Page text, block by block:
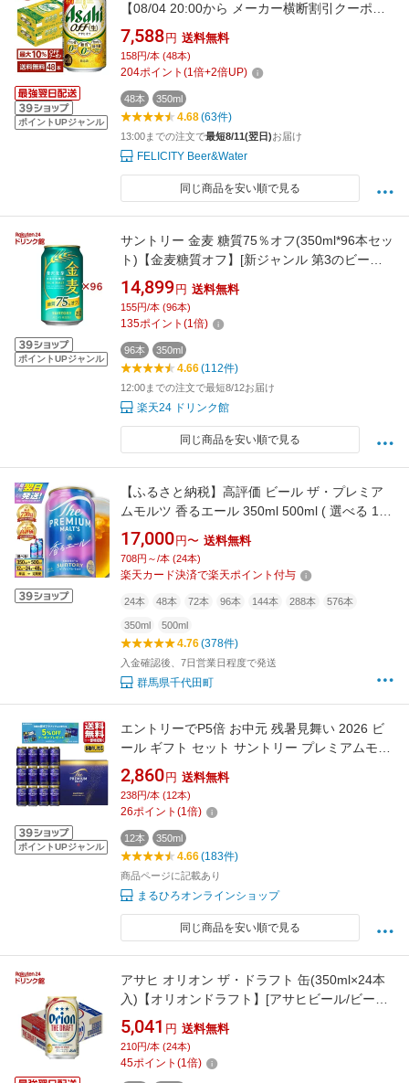
ポイントUPジャンル
【08/04 20:00から メーカー横断割引クーポン
利用可】アサヒ アサヒオフ 350ml 缶 24本×2ケ
ース（48本）【送料無料（一部地域除く）】 ア
サヒビール
7,588 円 送料無料
158円/本 (48本)
204ポイント (1倍+2倍UP)
48本 350ml
4.68(63件)
13:00までの注文で最短8/11(翌日)お届け
FELICITY Beer&Water
同じ商品を安い順で見る
ポイントUPジャンル
サントリー 金麦 糖質75％オフ(350ml*96本セッ
ト)【金麦糖質オフ】[新ジャンル 第3のビール
発泡酒 金麦オフ]
14,899 円 送料無料
155円/本 (96本)
135ポイント (1倍)
96本 350ml
4.66(112件)
12:00までの注文で最短8/12お届け
楽天24 ドリンク館
同じ商品を安い順で見る
【ふるさと納税】高評価 ビール ザ・プレミア
ムモルツ 香るエール 350ml 500ml ( 選べる 1箱
2箱 / 単品 定期便 ) 12本 12缶 24本 24缶 48本
48缶 プレモル 缶ビール 生ビール サントリー
お酒 酒 アルコール ギフト 贈答 人気 お取り寄
17,000 円〜 送料無料
708円～/本 (24本)
楽天カード決済で楽天ポイント付与
24本 48本 72本 96本 144本 288本 576本
350ml 500ml
4.76(378件)
入金確認後、7日営業日程度で発送
群馬県千代田町
ポイントUPジャンル
エントリーでP5倍 お中元 残暑見舞い 2026 ビ
ール ギフト セット サントリー プレミアムモル
ツ プレミアムビール プレモル 350ml 12本
BPF3S 送料無料（一部地域除く） エントリー
でポイント5倍（8月11日01：59迄）
2,860 円 送料無料
238円/本 (12本)
26ポイント (1倍)
12本 350ml
4.66(183件)
商品ページに記載あり
まるひろオンラインショップ
同じ商品を安い順で見る
アサヒ オリオン ザ・ドラフト 缶(350ml×24本
入)【オリオンドラフト】[アサヒビール/ビール/
オリオンドラフト]
5,041 円 送料無料
210円/本 (24本)
45ポイント (1倍)